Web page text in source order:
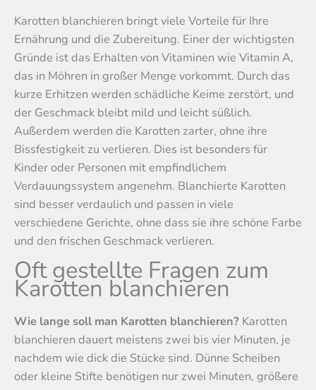
Karotten blanchieren bringt viele Vorteile für Ihre
Ernährung und die Zubereitung. Einer der wichtigsten
Gründe ist das Erhalten von Vitaminen wie Vitamin A,
das in Möhren in großer Menge vorkommt. Durch das
kurze Erhitzen werden schädliche Keime zerstört, und
der Geschmack bleibt mild und leicht süßlich.
Außerdem werden die Karotten zarter, ohne ihre
Bissfestigkeit zu verlieren. Dies ist besonders für
Kinder oder Personen mit empfindlichem
Verdauungssystem angenehm. Blanchierte Karotten
sind besser verdaulich und passen in viele
verschiedene Gerichte, ohne dass sie ihre schöne Farbe
und den frischen Geschmack verlieren.
Oft gestellte Fragen zum
Karotten blanchieren
Wie lange soll man Karotten blanchieren? Karotten
blanchieren dauert meistens zwei bis vier Minuten, je
nachdem wie dick die Stücke sind. Dünne Scheiben
oder kleine Stifte benötigen nur zwei Minuten, größere